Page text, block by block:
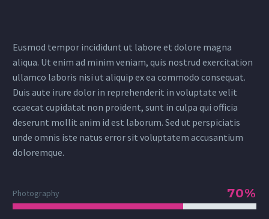
Eusmod tempor incididunt ut labore et dolore magna
aliqua. Ut enim ad minim veniam, quis nostrud exercitation
ullamco laboris nisi ut aliquip ex ea commodo consequat.
Duis aute irure dolor in reprehenderit in voluptate velit
ccaecat cupidatat non proident, sunt in culpa qui officia
deserunt mollit anim id est laborum. Sed ut perspiciatis
unde omnis iste natus error sit voluptatem accusantium
doloremque.
Photography 70%